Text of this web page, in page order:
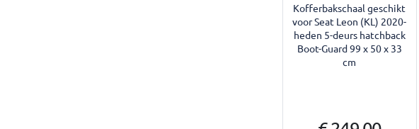
Kofferbakschaal geschikt
voor Seat Leon (KL) 2020-
heden 5-deurs hatchback
Boot-Guard 99 x 50 x 33
cm